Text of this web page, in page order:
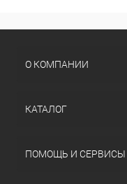
О КОМПАНИИ
КАТАЛОГ
ПОМОЩЬ И СЕРВИСЫ